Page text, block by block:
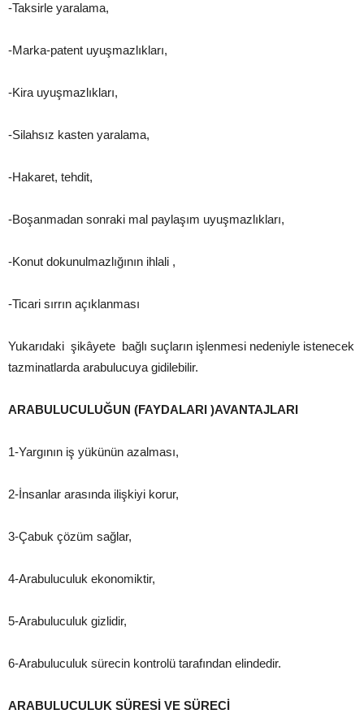
-Taksirle yaralama,
-Marka-patent uyuşmazlıkları,
-Kira uyuşmazlıkları,
-Silahsız kasten yaralama,
-Hakaret, tehdit,
-Boşanmadan sonraki mal paylaşım uyuşmazlıkları,
-Konut dokunulmazlığının ihlali ,
-Ticari sırrın açıklanması
Yukarıdaki şikâyete bağlı suçların işlenmesi nedeniyle istenecek
tazminatlarda arabulucuya gidilebilir.
ARABULUCULUĞUN (FAYDALARI )AVANTAJLARI
1-Yargının iş yükünün azalması,
2-İnsanlar arasında ilişkiyi korur,
3-Çabuk çözüm sağlar,
4-Arabuluculuk ekonomiktir,
5-Arabuluculuk gizlidir,
6-Arabuluculuk sürecin kontrolü tarafından elindedir.
ARABULUCULUK SÜRESİ VE SÜRECİ